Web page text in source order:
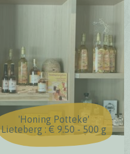
'Honing Potteke'
Lieteberg : € 9.50 - 500 g